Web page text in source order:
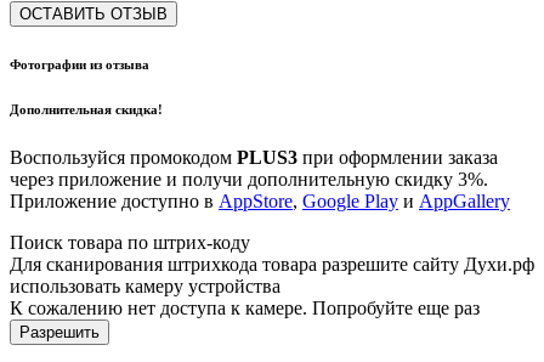
ОСТАВИТЬ ОТЗЫВ
Фотографии из отзыва
Дополнительная скидка!
Воспользуйся промокодом PLUS3 при оформлении заказа
через приложение и получи дополнительную скидку 3%.
Приложение доступно в AppStore, Google Play и AppGallery
Поиск товара по штрих-коду
Для сканирования штрихкода товара разрешите сайту Духи.рф
использовать камеру устройства
К сожалению нет доступа к камере. Попробуйте еще раз
Разрешить